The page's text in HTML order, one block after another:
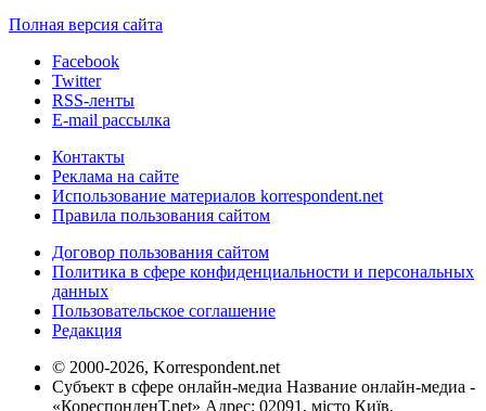
Полная версия сайта
Facebook
Twitter
RSS-ленты
E-mail рассылка
Контакты
Реклама на сайте
Использование материалов korrespondent.net
Правила пользования сайтом
Договор пользования сайтом
Политика в сфере конфиденциальности и персональных
данных
Пользовательское соглашение
Редакция
© 2000-2026, Korrespondent.net
Субъект в сфере онлайн-медиа Название онлайн-медиа -
«КореспонденТ.net» Адрес: 02091, місто Київ,